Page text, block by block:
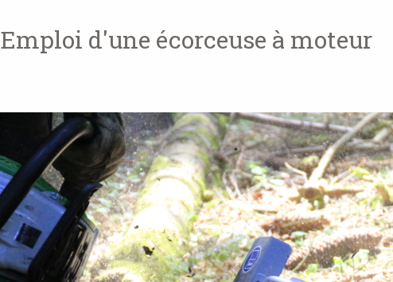
Emploi d'une écorceuse à moteur